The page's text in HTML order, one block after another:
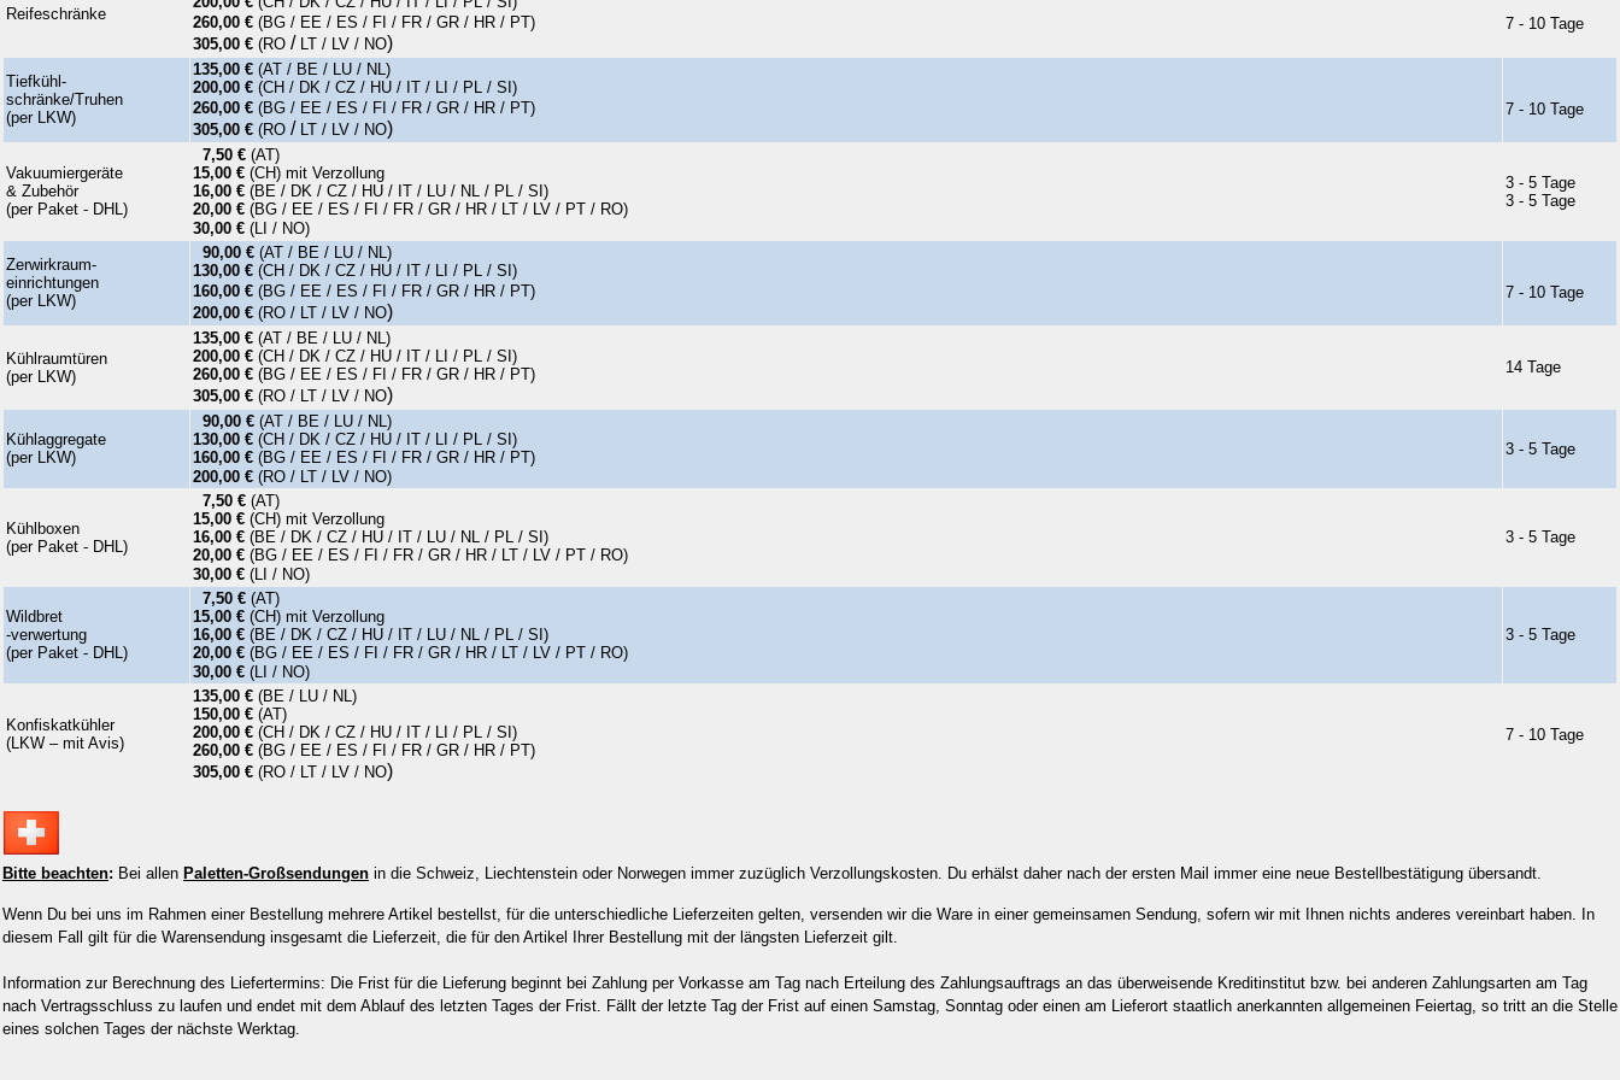
Reifeschränke
260,00 € (BG / EE / ES / FI / FR / GR / HR / PT)
305,00 € (RO / LT / LV / NO)
7 - 10 Tage
Tiefkühl-
schränke/Truhen
(per LKW)
135,00 € (AT / BE / LU / NL)
200,00 € (CH / DK / CZ / HU / IT / LI / PL / SI)
260,00 € (BG / EE / ES / FI / FR / GR / HR / PT)
305,00 € (RO / LT / LV / NO)
7 - 10 Tage
Vakuumiergeräte
& Zubehör
(per Paket - DHL)
7,50 € (AT)
15,00 € (CH) mit Verzollung
16,00 € (BE / DK / CZ / HU / IT / LU / NL / PL / SI)
20,00 € (BG / EE / ES / FI / FR / GR / HR / LT / LV / PT / RO)
30,00 € (LI / NO)
3 - 5 Tage
3 - 5 Tage
Zerwirkraum-
einrichtungen
(per LKW)
90,00 € (AT / BE / LU / NL)
130,00 € (CH / DK / CZ / HU / IT / LI / PL / SI)
160,00 € (BG / EE / ES / FI / FR / GR / HR / PT)
200,00 € (RO / LT / LV / NO)
7 - 10 Tage
Kühlraumtüren
(per LKW)
135,00 € (AT / BE / LU / NL)
200,00 € (CH / DK / CZ / HU / IT / LI / PL / SI)
260,00 € (BG / EE / ES / FI / FR / GR / HR / PT)
305,00 € (RO / LT / LV / NO)
14 Tage
Kühlaggregate
(per LKW)
90,00 € (AT / BE / LU / NL)
130,00 € (CH / DK / CZ / HU / IT / LI / PL / SI)
160,00 € (BG / EE / ES / FI / FR / GR / HR / PT)
200,00 € (RO / LT / LV / NO)
3 - 5 Tage
Kühlboxen
(per Paket - DHL)
7,50 € (AT)
15,00 € (CH) mit Verzollung
16,00 € (BE / DK / CZ / HU / IT / LU / NL / PL / SI)
20,00 € (BG / EE / ES / FI / FR / GR / HR / LT / LV / PT / RO)
30,00 € (LI / NO)
3 - 5 Tage
Wildbret
-verwertung
(per Paket - DHL)
7,50 € (AT)
15,00 € (CH) mit Verzollung
16,00 € (BE / DK / CZ / HU / IT / LU / NL / PL / SI)
20,00 € (BG / EE / ES / FI / FR / GR / HR / LT / LV / PT / RO)
30,00 € (LI / NO)
3 - 5 Tage
Konfiskatkühler
(LKW – mit Avis)
135,00 € (BE / LU / NL)
150,00 € (AT)
200,00 € (CH / DK / CZ / HU / IT / LI / PL / SI)
260,00 € (BG / EE / ES / FI / FR / GR / HR / PT)
305,00 € (RO / LT / LV / NO)
7 - 10 Tage
Bitte beachten: Bei allen Paletten-Großsendungen in die Schweiz, Liechtenstein oder Norwegen immer zuzüglich Verzollungskosten. Du erhälst daher nach der ersten Mail immer eine neue Bestellbestätigung übersandt.
Wenn Du bei uns im Rahmen einer Bestellung mehrere Artikel bestellst, für die unterschiedliche Lieferzeiten gelten, versenden wir die Ware in einer gemeinsamen Sendung, sofern wir mit Ihnen nichts anderes vereinbart haben. In
diesem Fall gilt für die Warensendung insgesamt die Lieferzeit, die für den Artikel Ihrer Bestellung mit der längsten Lieferzeit gilt.
Information zur Berechnung des Liefertermins: Die Frist für die Lieferung beginnt bei Zahlung per Vorkasse am Tag nach Erteilung des Zahlungsauftrags an das überweisende Kreditinstitut bzw. bei anderen Zahlungsarten am Tag
nach Vertragsschluss zu laufen und endet mit dem Ablauf des letzten Tages der Frist. Fällt der letzte Tag der Frist auf einen Samstag, Sonntag oder einen am Lieferort staatlich anerkannten allgemeinen Feiertag, so tritt an die Stelle
eines solchen Tages der nächste Werktag.